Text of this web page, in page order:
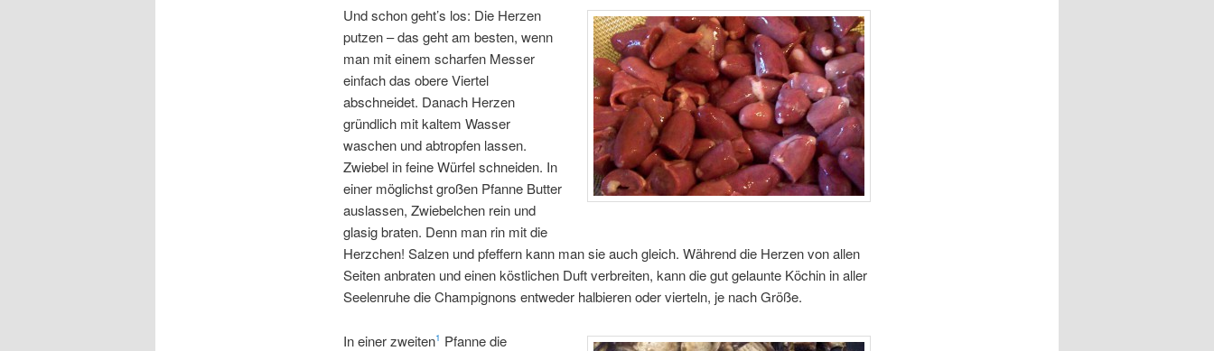
Und schon geht’s los: Die Herzen
putzen – das geht am besten, wenn
man mit einem scharfen Messer
einfach das obere Viertel
abschneidet. Danach Herzen
gründlich mit kaltem Wasser
waschen und abtropfen lassen.
Zwiebel in feine Würfel schneiden. In
einer möglichst großen Pfanne Butter
auslassen, Zwiebelchen rein und
glasig braten. Denn man rin mit die
Herzchen! Salzen und pfeffern kann man sie auch gleich. Während die Herzen von allen
Seiten anbraten und einen köstlichen Duft verbreiten, kann die gut gelaunte Köchin in aller
Seelenruhe die Champignons entweder halbieren oder vierteln, je nach Größe.
In einer zweiten1 Pfanne die